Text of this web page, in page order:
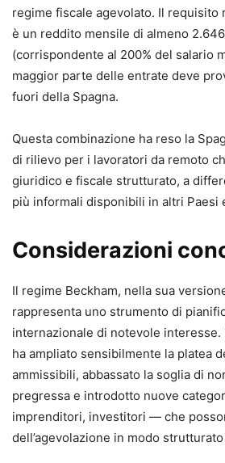
regime fiscale agevolato. Il requisito
è un reddito mensile di almeno
(corrispondente al 200% del salario
maggior parte delle entrate deve
fuori della Spagna.
Questa combinazione ha reso la
di rilievo per i lavoratori da remoto
giuridico e fiscale strutturato, a
più informali disponibili in altri Paesi
Considerazioni
Il regime Beckham, nella sua
rappresenta uno strumento di
internazionale di notevole interesse.
ha ampliato sensibilmente la platea
ammissibili, abbassato la soglia di
pregressa e introdotto nuove
imprenditori, investitori — che
dell’agevolazione in modo